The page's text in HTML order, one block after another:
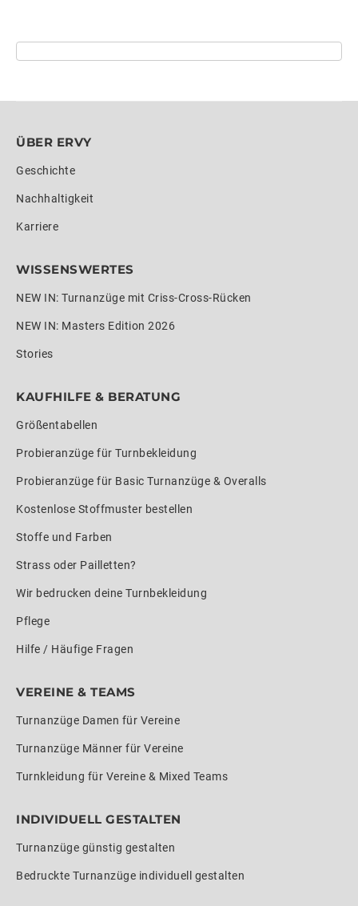
ÜBER ERVY
Geschichte
Nachhaltigkeit
Karriere
WISSENSWERTES
NEW IN: Turnanzüge mit Criss-Cross-Rücken
NEW IN: Masters Edition 2026
Stories
KAUFHILFE & BERATUNG
Größentabellen
Probieranzüge für Turnbekleidung
Probieranzüge für Basic Turnanzüge & Overalls
Kostenlose Stoffmuster bestellen
Stoffe und Farben
Strass oder Pailletten?
Wir bedrucken deine Turnbekleidung
Pflege
Hilfe / Häufige Fragen
VEREINE & TEAMS
Turnanzüge Damen für Vereine
Turnanzüge Männer für Vereine
Turnkleidung für Vereine & Mixed Teams
INDIVIDUELL GESTALTEN
Turnanzüge günstig gestalten
Bedruckte Turnanzüge individuell gestalten